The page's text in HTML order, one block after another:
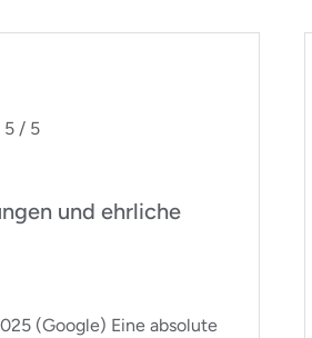
5 / 5
und ehrliche
(Google) Eine absolute